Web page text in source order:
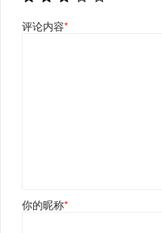
评论内容*
你的昵称*